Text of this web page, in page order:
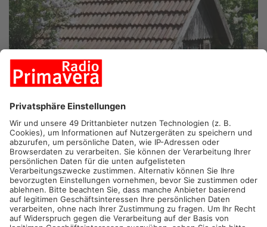
ASCHAFFENBURG.Zahlreiche private Gärten im Kreis
Aschaffenburg öffnen an diesem Wochenende wieder ihre
Pforten für Besucher. Anlass ist der Tag der offenen Gartentür,
der nach 2 Jahren Corona-Pause wieder stattfinden kann.
Los geht’s heute mit einer Auftaktveranstaltung im Garten von
Arthur Schnatz in Pflaumheim. Die restlichen Gärten können
dann am Sonntag von 10-17 Uhr besucht werden.